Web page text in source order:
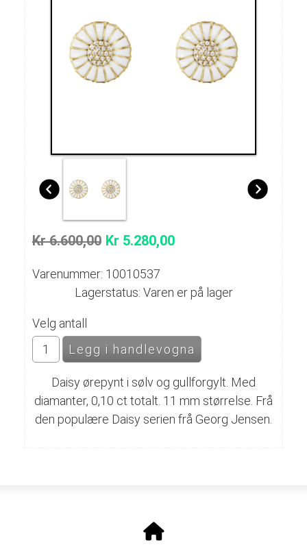
Kr 6.600,00 Kr 5.280,00
Varenummer: 10010537
Lagerstatus: Varen er på lager
Velg antall
Daisy ørepynt i sølv og gullforgylt. Med
diamanter, 0,10 ct totalt. 11 mm størrelse. Frå
den populære Daisy serien frå Georg Jensen.